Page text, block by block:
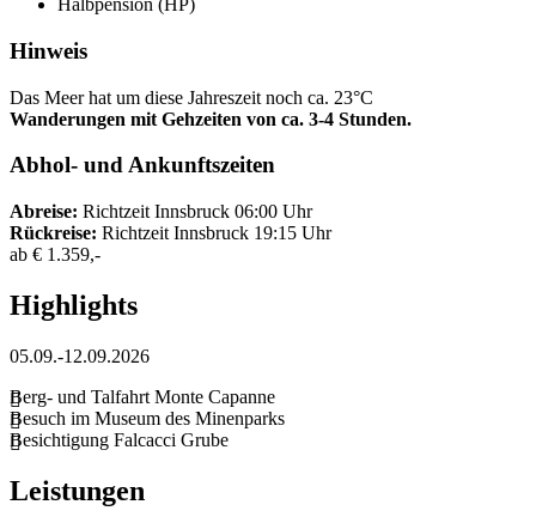
Halbpension (HP)
Hinweis
Das Meer hat um diese Jahreszeit noch ca. 23°C
Wanderungen mit Gehzeiten von ca. 3-4 Stunden.
Abhol- und Ankunftszeiten
Abreise: Richtzeit Innsbruck 06:00 Uhr
Rückreise: Richtzeit Innsbruck 19:15 Uhr
ab € 1.359,-
Highlights
05.09.-12.09.2026
Berg- und Talfahrt Monte Capanne
Besuch im Museum des Minenparks
Besichtigung Falcacci Grube
Leistungen